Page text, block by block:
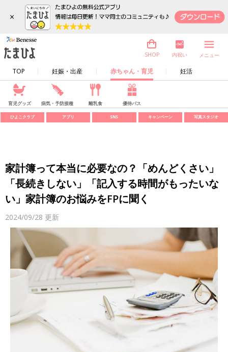
×
TOP 妊娠・出産 赤ちゃん・育児 妊活
SHOP 内祝い メニュー
育児グッズ 病気・予防接種 離乳食 優待パス
ひよこクラブ アプリ SNS キャンペーン 写真スタジオ
家計簿って本当に必要なの？「めんどくさい」
「長続きしない」「記入する時間がもったいな
い」家計簿のお悩みをFPに聞く
2024/09/28 更新